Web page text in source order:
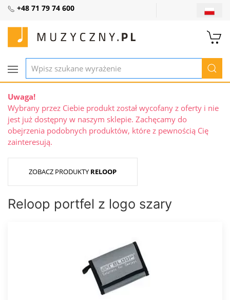
+48 71 79 74 600
Uwaga!
Wybrany przez Ciebie produkt został wycofany z oferty i nie
jest już dostępny w naszym sklepie. Zachęcamy do
obejrzenia podobnych produktów, które z pewnością Cię
zainteresują.
ZOBACZ PRODUKTY RELOOP
Reloop portfel z logo szary